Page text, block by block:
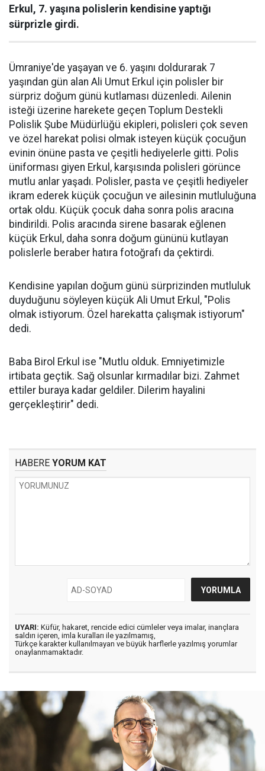
Erkul, 7. yaşına polislerin kendisine yaptığı
sürprizle girdi.
Ümraniye'de yaşayan ve 6. yaşını doldurarak 7
yaşından gün alan Ali Umut Erkul için polisler bir
sürpriz doğum günü kutlaması düzenledi. Ailenin
isteği üzerine harekete geçen Toplum Destekli
Polislik Şube Müdürlüğü ekipleri, polisleri çok seven
ve özel harekat polisi olmak isteyen küçük çocuğun
evinin önüne pasta ve çeşitli hediyelerle gitti. Polis
üniforması giyen Erkul, karşısında polisleri görünce
mutlu anlar yaşadı. Polisler, pasta ve çeşitli hediyeler
ikram ederek küçük çocuğun ve ailesinin mutluluğuna
ortak oldu. Küçük çocuk daha sonra polis aracına
bindirildi. Polis aracında sirene basarak eğlenen
küçük Erkul, daha sonra doğum gününü kutlayan
polislerle beraber hatıra fotoğrafı da çektirdi.
Kendisine yapılan doğum günü sürprizinden mutluluk
duyduğunu söyleyen küçük Ali Umut Erkul, "Polis
olmak istiyorum. Özel harekatta çalışmak istiyorum"
dedi.
Baba Birol Erkul ise "Mutlu olduk. Emniyetimizle
irtibata geçtik. Sağ olsunlar kırmadılar bizi. Zahmet
ettiler buraya kadar geldiler. Dilerim hayalini
gerçekleştirir" dedi.
HABERE YORUM KAT
UYARI: Küfür, hakaret, rencide edici cümleler veya imalar, inançlara
saldırı içeren, imla kuralları ile yazılmamış,
Türkçe karakter kullanılmayan ve büyük harflerle yazılmış yorumlar
onaylanmamaktadır.